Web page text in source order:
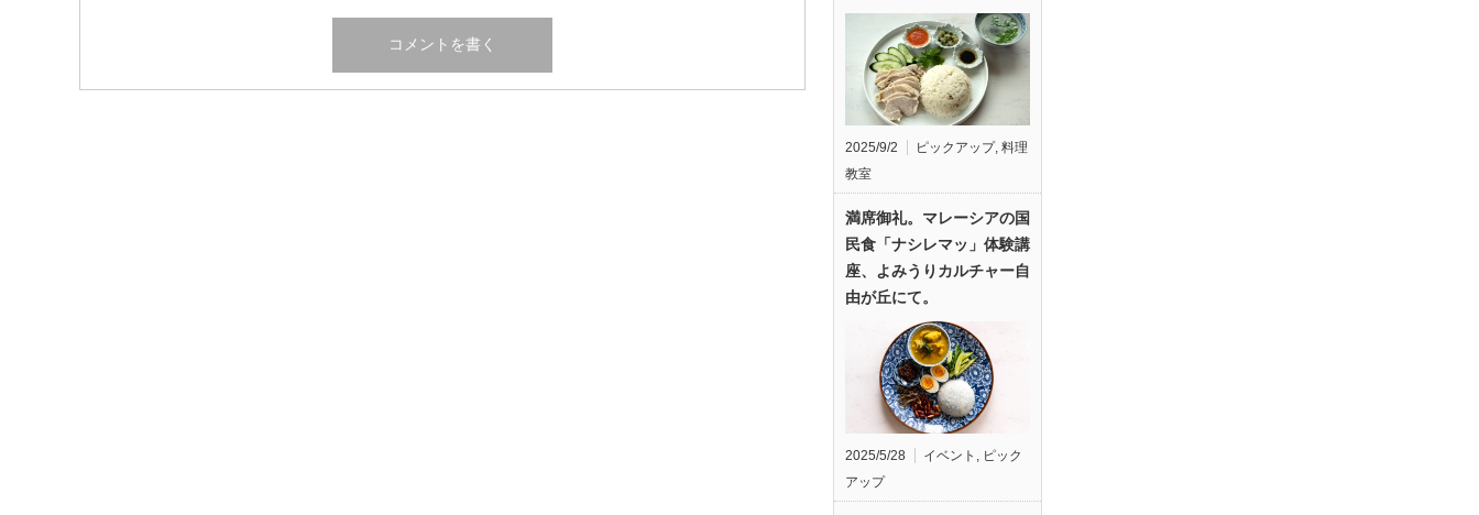
2025/9/2 ピックアップ, 料理
教室
満席御礼。マレーシアの国
民食「ナシレマッ」体験講
座、よみうりカルチャー自
由が丘にて。
2025/5/28 イベント , ピック
アップ